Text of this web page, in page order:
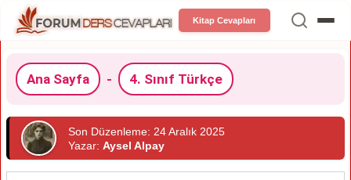
Kitap Cevapları
Ana Sayfa - 4. Sınıf Türkçe
Son Düzenleme: 24 Aralık 2025
Yazar: Aysel Alpay